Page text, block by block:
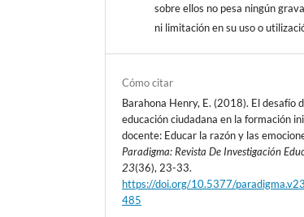
sobre ellos no pesa ningún
ni limitación en su uso o
Cómo citar
Barahona Henry, E. (2018). El desafío
educación ciudadana en la formación
docente: Educar la razón y las
Paradigma: Revista De Investigación
23(36), 23-33.
https://doi.org/10.5377/
485